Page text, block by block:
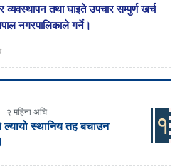
व्यवस्थापन तथा घाइते उपचार सम्पुर्ण खर्च
नगरपालिकाले गर्ने।
२ महिना अघि
ल्यायो स्थानिय तह बचाउन
१